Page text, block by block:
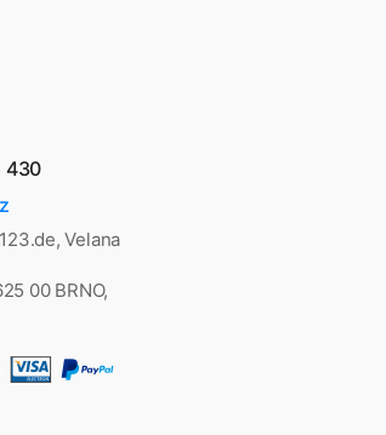
430
Velana
00 BRNO,